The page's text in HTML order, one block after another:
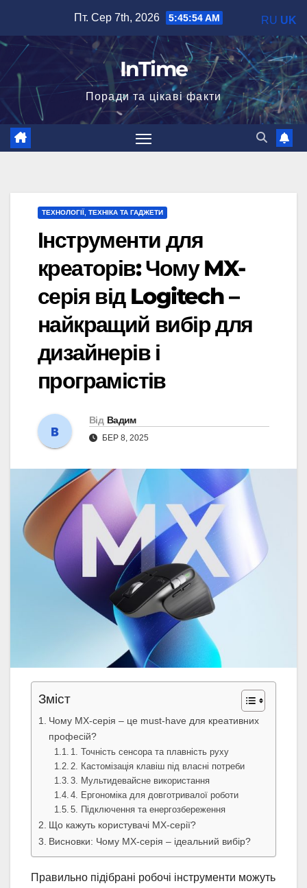
вмісту
Пт. Сер 7th, 2026 5:45:55 AM
InTime
Поради та цікаві факти
ТЕХНОЛОГІЇ, ТЕХНІКА ТА ГАДЖЕТИ
Інструменти для
креаторів: Чому MX-
серія від Logitech –
найкращий вибір для
дизайнерів і
програмістів
Від Вадим
БЕР 8, 2025
Зміст
Чому MX-серія – це must-have для креативних
професій?
1. Точність сенсора та плавність руху
2. Кастомізація клавіш під власні потреби
3. Мультидевайсне використання
4. Ергономіка для довготривалої роботи
5. Підключення та енергозбереження
Що кажуть користувачі MX-серії?
Висновки: Чому MX-серія – ідеальний вибір?
Правильно підібрані робочі інструменти можуть
RU UK